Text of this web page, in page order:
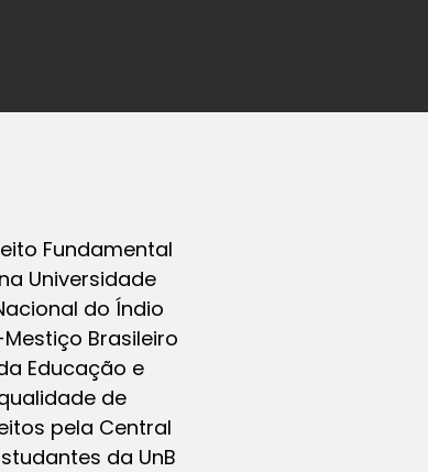
Fundamental
Universidade
do Índio
Brasileiro
Educação e
de
pela Central
da UnB